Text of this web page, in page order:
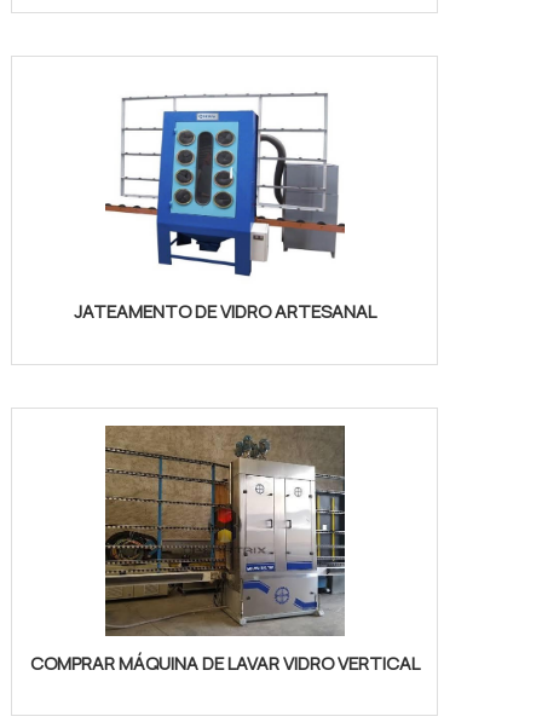
JATEAMENTO DE VIDRO ARTESANAL
COMPRAR MÁQUINA DE LAVAR VIDRO VERTICAL